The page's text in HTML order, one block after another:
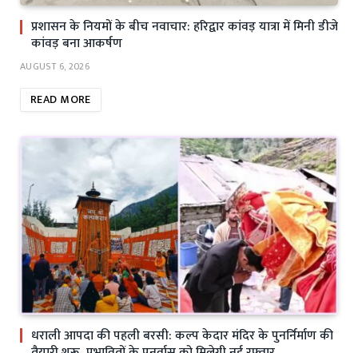
प्रशासन के नियमों के बीच नवाचार: हरिद्वार कांवड़ यात्रा में मिनी डीजे
कांवड़ बना आकर्षण
AUGUST 6, 2026
READ MORE
धराली आपदा की पहली बरसी: कल्प केदार मंदिर के पुनर्निर्माण की